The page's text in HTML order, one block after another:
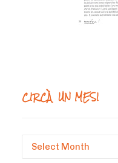
CIRCÀ UN MESI
Circà